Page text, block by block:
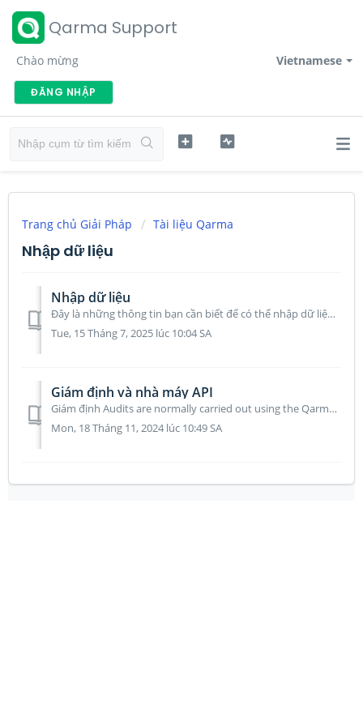
Qarma Support
Vietnamese
Chào mừng
ĐĂNG NHẬP
Trang chủ Giải Pháp Tài liệu Qarma
Nhập dữ liệu
Nhập dữ liệu
Đây là những thông tin bạn cần biết để có thể nhập dữ liệu vào Qarma Có 2 dữ liệu chính cần được nhập vào Qarma: Thông tin đơn hàng:...
Tue, 15 Tháng 7, 2025 lúc 10:04 SA
Giám định và nhà máy API
Giám định Audits are normally carried out using the Qarma platform, but in case audits have to be imported from another source, here is the overall data ...
Mon, 18 Tháng 11, 2024 lúc 10:49 SA